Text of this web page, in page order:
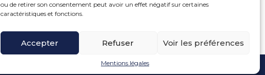
ou de retirer son consentement peut avoir un effet négatif sur certaines
caractéristiques et fonctions.
Accepter Refuser Voir les préférences
Mentions légales
Footer
Principale